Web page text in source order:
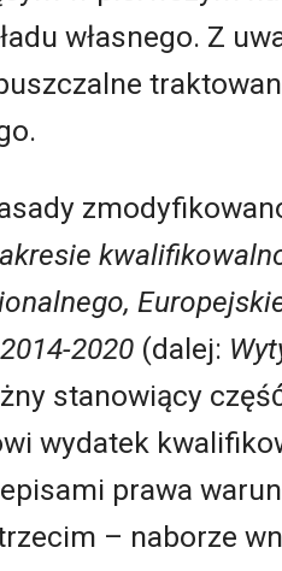
własnego. Z
2020 (dalej:
stanowiący
wydatek
prawa
– naborze